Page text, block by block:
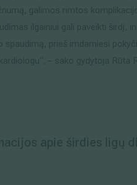
galimos rimtos
ilgainiui gali paveikti širdį,
spaudimą, prieš imdamiesi
– sako gydytoja Rūta
apie širdies ligų